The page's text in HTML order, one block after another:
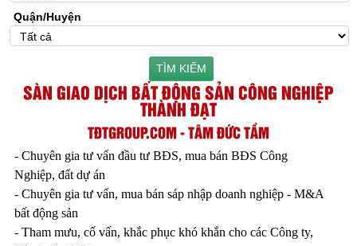
Quận/Huyện
TÌM KIẾM
SÀN GIAO DỊCH BẤT ĐỘNG SẢN CÔNG NGHIỆP
THÀNH ĐẠT
TĐTGROUP.COM - TÂM ĐỨC TẦM
- Chuyên gia tư vấn đầu tư BĐS, mua bán BĐS Công
Nghiệp, đất dự án
- Chuyên gia tư vấn, mua bán sáp nhập doanh nghiệp - M&A
bất động sản
- Tham mưu, cố vấn, khắc phục khó khắn cho các Công ty,